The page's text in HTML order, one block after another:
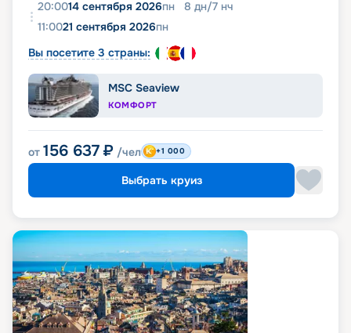
20:0014 сентября 2026пн 8 дн/7 нч
11:0021 сентября 2026пн
Вы посетите 3 страны:
MSC Seaview
КОМФОРТ
от 156 637 ₽ /чел +1 000
Выбрать круиз